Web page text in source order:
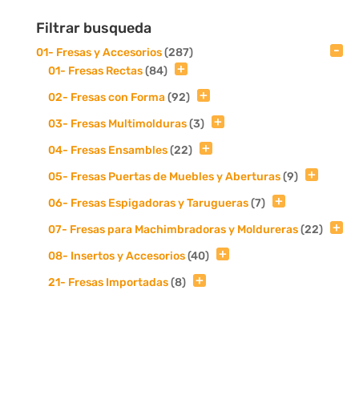
Filtrar busqueda
01- Fresas y Accesorios(287)
01- Fresas Rectas(84)
02- Fresas con Forma(92)
03- Fresas Multimolduras(3)
04- Fresas Ensambles(22)
05- Fresas Puertas de Muebles y Aberturas(9)
06- Fresas Espigadoras y Tarugueras(7)
07- Fresas para Machimbradoras y Moldureras(22)
08- Insertos y Accesorios(40)
21- Fresas Importadas(8)